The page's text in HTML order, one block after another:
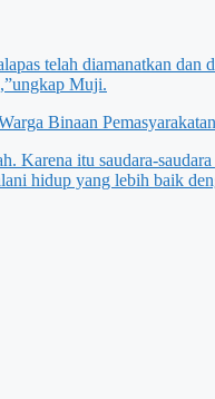
telah diamanatkan
Muji.
Binaan
Karena itu saudara-
hidup yang lebih baik